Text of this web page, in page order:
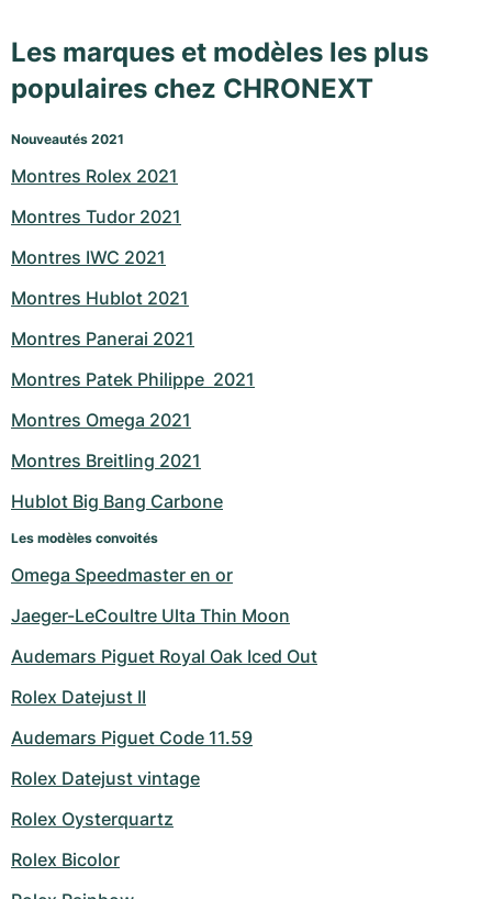
Les marques et modèles les plus
populaires chez CHRONEXT
Nouveautés 2021
Montres Rolex 2021
Montres Tudor 2021
Montres IWC 2021
Montres Hublot 2021
Montres Panerai 2021
Montres Patek Philippe  2021
Montres Omega 2021
Montres Breitling 2021
Hublot Big Bang Carbone
Les modèles convoités
Omega Speedmaster en or
Jaeger-LeCoultre Ulta Thin Moon
Audemars Piguet Royal Oak Iced Out
Rolex Datejust II
Audemars Piguet Code 11.59
Rolex Datejust vintage
Rolex Oysterquartz
Rolex Bicolor